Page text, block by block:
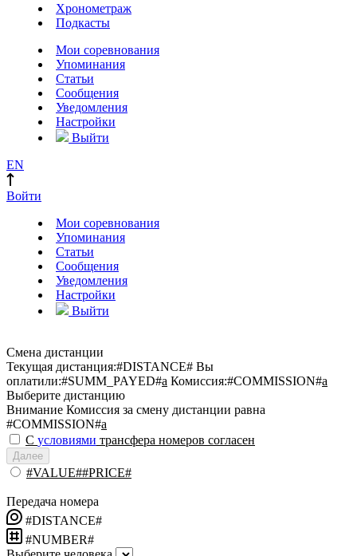
Хронометраж
Подкасты
Мои соревнования
Упоминания
Статьи
Сообщения
Уведомления
Настройки
Выйти
EN
Войти
Мои соревнования
Упоминания
Статьи
Сообщения
Уведомления
Настройки
Выйти
Смена дистанции
Текущая дистанция:#DISTANCE# Вы
оплатили:#SUMM_PAYED#a Комиссия:#COMMISSION#a
Выберите дистанцию
Внимание Комиссия за смену дистанции равна
#COMMISSION#a
С условиями трансфера номеров согласен
Далее
#VALUE##PRICE#
Передача номера
#DISTANCE#
#NUMBER#